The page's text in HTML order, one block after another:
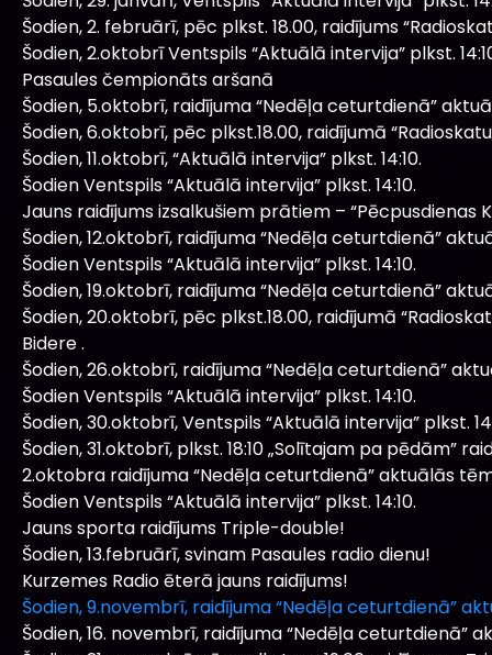
Šodien, 2. februārī, pēc plkst. 18.00, raidījums
Šodien, 2.oktobrī Ventspils “Aktuālā intervija” plkst.
Pasaules čempionāts aršanā
Šodien, 5.oktobrī, raidījuma “Nedēļa ceturtdienā”
Šodien, 6.oktobrī, pēc plkst.18.00, raidījumā
Šodien, 11.oktobrī, “Aktuālā intervija” plkst. 14:10.
Šodien Ventspils “Aktuālā intervija” plkst. 14:10.
Jauns raidījums izsalkušiem prātiem – “Pēcpusdienas
Šodien, 12.oktobrī, raidījuma “Nedēļa ceturtdienā”
Šodien Ventspils “Aktuālā intervija” plkst. 14:10.
Šodien, 19.oktobrī, raidījuma “Nedēļa ceturtdienā”
Šodien, 20.oktobrī, pēc plkst.18.00, raidījumā
Bidere .
Šodien, 26.oktobrī, raidījuma “Nedēļa ceturtdienā”
Šodien Ventspils “Aktuālā intervija” plkst. 14:10.
Šodien, 30.oktobrī, Ventspils “Aktuālā intervija” plkst.
Šodien, 31.oktobrī, plkst. 18:10 „Solītajam pa pēdām”
2.oktobra raidījuma “Nedēļa ceturtdienā” aktuālās
Šodien Ventspils “Aktuālā intervija” plkst. 14:10.
Jauns sporta raidījums Triple-double!
Šodien, 13.februārī, svinam Pasaules radio dienu!
Kurzemes Radio ēterā jauns raidījums!
Šodien, 9.novembrī, raidījuma “Nedēļa ceturtdienā”
Šodien, 16. novembrī, raidījuma “Nedēļa ceturtdienā”